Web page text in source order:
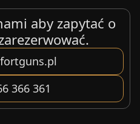
aby zapytać o
366 361